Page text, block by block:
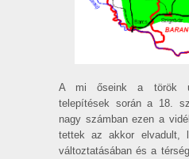
A mi őseink a török
telepítések során a 18.
nagy számban ezen a
tettek az akkor elvadult,
változtatásában és a